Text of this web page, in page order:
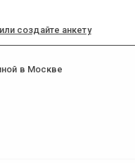
создайте анкету
в Москве